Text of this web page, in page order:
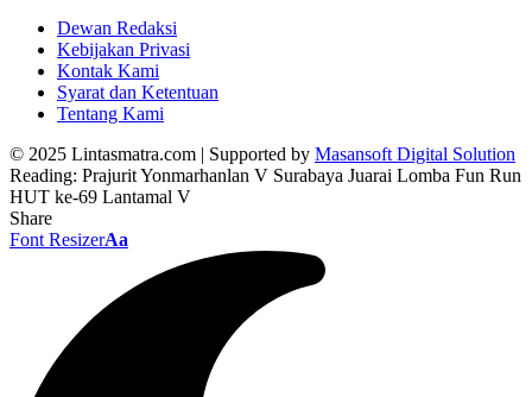
Dewan Redaksi
Kebijakan Privasi
Kontak Kami
Syarat dan Ketentuan
Tentang Kami
© 2025 Lintasmatra.com | Supported by Masansoft Digital Solution
Reading: Prajurit Yonmarhanlan V Surabaya Juarai Lomba Fun Run
HUT ke-69 Lantamal V
Share
Font ResizerAa